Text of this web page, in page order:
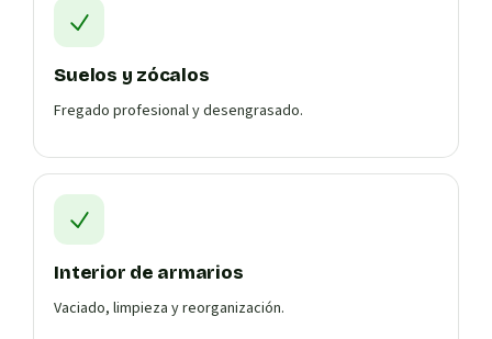
Suelos y zócalos
Fregado profesional y desengrasado.
Interior de armarios
Vaciado, limpieza y reorganización.